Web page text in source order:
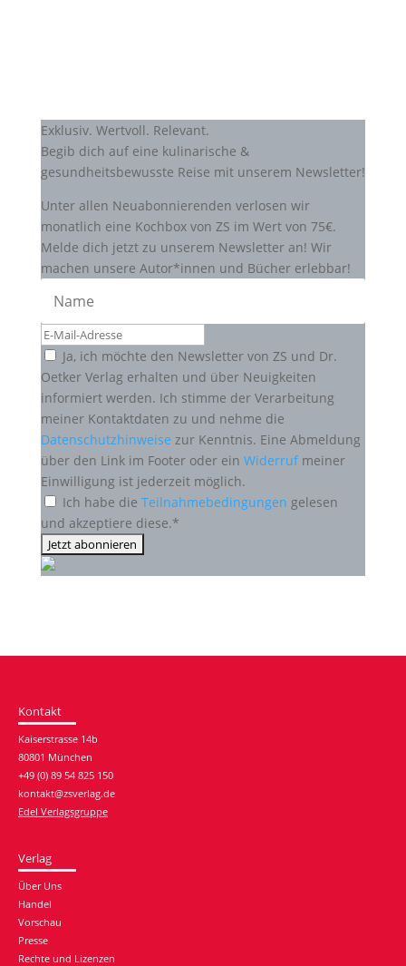
Exklusiv. Wertvoll. Relevant.
Begib dich auf eine kulinarische &
gesundheitsbewusste Reise mit unserem Newsletter!
Unter allen Neuabonnierenden verlosen wir
monatlich eine Kochbox von ZS im Wert von 75€.
Melde dich jetzt zu unserem Newsletter an! Wir
machen unsere Autor*innen und Bücher erlebbar!
Ja, ich möchte den Newsletter von ZS und Dr.
Oetker Verlag erhalten und über Neuigkeiten
informiert werden. Ich stimme der Verarbeitung
meiner Kontaktdaten zu und nehme die
Datenschutzhinweise zur Kenntnis. Eine Abmeldung
über den Link im Footer oder ein Widerrufmeiner
Einwilligung ist jederzeit möglich.
Ich habe die Teilnahmebedingungen gelesen
und akzeptiere diese.*
Kontakt
Kaiserstrasse 14b
80801 München
+49 (0) 89 54 825 150
kontakt@zsverlag.de
Edel Verlagsgruppe
Verlag
Über Uns
Handel
Vorschau
Presse
Rechte und Lizenzen